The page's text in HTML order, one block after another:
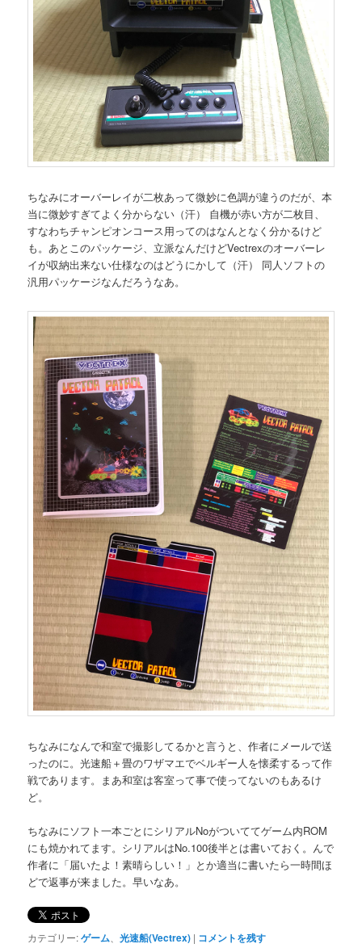
ちなみにオーバーレイが二枚あって微妙に色調が違うのだが、本
当に微妙すぎてよく分からない（汗） 自機が赤い方が二枚目、
すなわちチャンピオンコース用ってのはなんとなく分かるけど
も。あとこのパッケージ、立派なんだけどVectrexのオーバーレ
イが収納出来ない仕様なのはどうにかして（汗） 同人ソフトの
汎用パッケージなんだろうなあ。
ちなみになんで和室で撮影してるかと言うと、作者にメールで送
ったのに。光速船＋畳のワザマエでベルギー人を懐柔するって作
戦であります。まあ和室は客室って事で使ってないのもあるけ
ど。
ちなみにソフト一本ごとにシリアルNoがついててゲーム内ROM
にも焼かれてます。シリアルはNo.100後半とは書いておく。んで
作者に「届いたよ！素晴らしい！」とか適当に書いたら一時間ほ
どで返事が来ました。早いなあ。
カテゴリー:ゲーム、光速船(Vectrex) | コメントを残す